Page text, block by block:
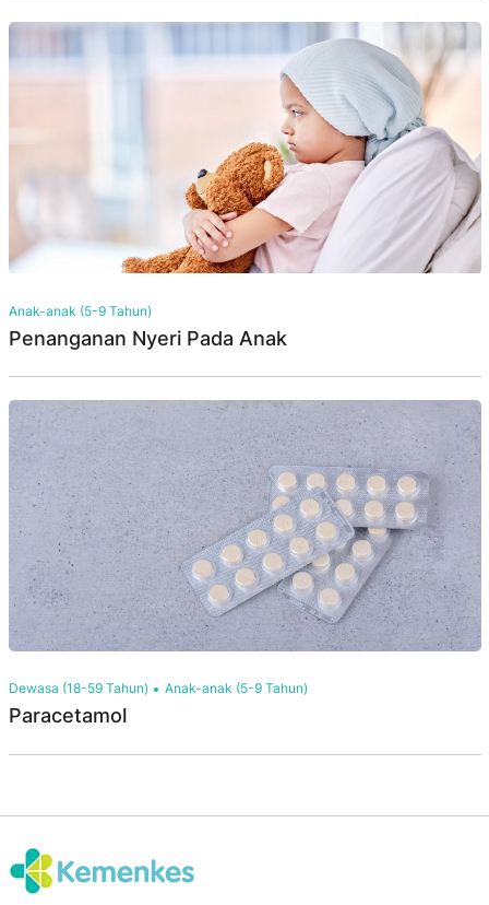
Anak-anak (5-9 Tahun)
Penanganan Nyeri Pada Anak
Dewasa (18-59 Tahun) Anak-anak (5-9 Tahun)
Paracetamol